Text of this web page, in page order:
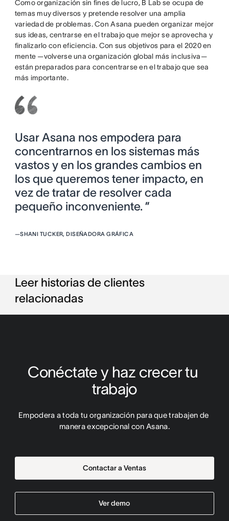
Como organización sin fines de lucro, B Lab se ocupa de
temas muy diversos y pretende resolver una amplia
variedad de problemas. Con Asana pueden organizar mejor
sus ideas, centrarse en el trabajo que mejor se aprovecha y
finalizarlo con eficiencia. Con sus objetivos para el 2020 en
mente —volverse una organización global más inclusiva—
están preparados para concentrarse en el trabajo que sea
más importante.
Usar Asana nos empodera para
concentrarnos en los sistemas más
vastos y en los grandes cambios en
los que queremos tener impacto, en
vez de tratar de resolver cada
pequeño inconveniente. ”
—SHANI TUCKER, DISEÑADORA GRÁFICA
Leer historias de clientes
relacionadas
Conéctate y haz crecer tu
trabajo
Empodera a toda tu organización para que trabajen de
manera excepcional con Asana.
Contactar a Ventas
Ver demo